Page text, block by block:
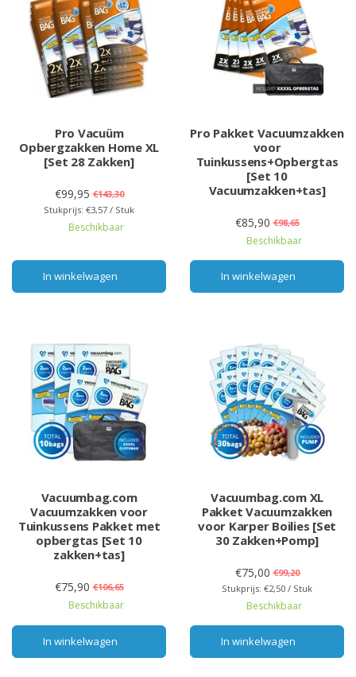
Pro Vacuüm
Opbergzakken Home XL
[Set 28 Zakken]
€99,95 €143,30
Stukprijs: €3,57 / Stuk
Beschikbaar
In winkelwagen
Pro Pakket Vacuumzakken
voor
Tuinkussens+Opbergtas
[Set 10
Vacuumzakken+tas]
€85,90 €98,65
Beschikbaar
In winkelwagen
Vacuumbag.com
Vacuumzakken voor
Tuinkussens Pakket met
opbergtas [Set 10
zakken+tas]
€75,90 €106,65
Beschikbaar
In winkelwagen
Vacuumbag.com XL
Pakket Vacuumzakken
voor Karper Boilies [Set
30 Zakken+Pomp]
€75,00 €99,20
Stukprijs: €2,50 / Stuk
Beschikbaar
In winkelwagen